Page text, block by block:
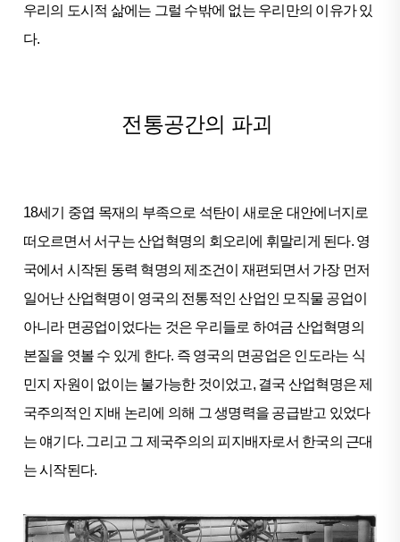
우리의 도시적 삶에는 그럴 수밖에 없는 우리만의 이유가 있
다.
전통공간의 파괴
18세기 중엽 목재의 부족으로 석탄이 새로운 대안에너지로
떠오르면서 서구는 산업혁명의 회오리에 휘말리게 된다. 영
국에서 시작된 동력 혁명의 제조건이 재편되면서 가장 먼저
일어난 산업혁명이 영국의 전통적인 산업인 모직물 공업이
아니라 면공업이었다는 것은 우리들로 하여금 산업혁명의
본질을 엿볼 수 있게 한다. 즉 영국의 면공업은 인도라는 식
민지 자원이 없이는 불가능한 것이었고, 결국 산업혁명은 제
국주의적인 지배 논리에 의해 그 생명력을 공급받고 있었다
는 얘기다. 그리고 그 제국주의의 피지배자로서 한국의 근대
는 시작된다.